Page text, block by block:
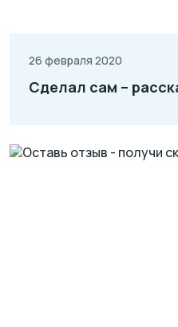
26 февраля 2020
Сделал сам –